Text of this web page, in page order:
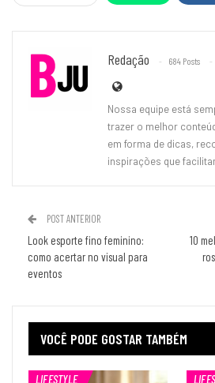
Redação 684 Posts
Nossa equipe está
trazer o melhor
em forma de dicas,
inspirações que
POST ANTERIOR
Look esporte fino feminino:
como acertar no visual para
eventos
10
VOCÊ PODE GOSTAR TAMBÉM
LIFESTYLE